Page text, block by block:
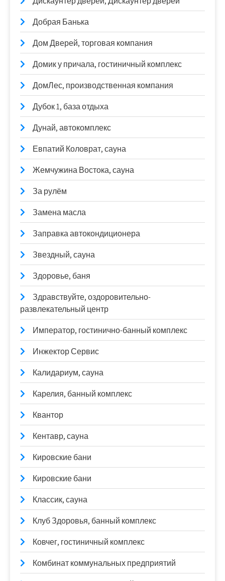
Добрая Банька
Дом Дверей, торговая компания
Домик у причала, гостиничный комплекс
ДомЛес, производственная компания
Дубок 1, база отдыха
Дунай, автокомплекс
Евпатий Коловрат, сауна
Жемчужина Востока, сауна
За рулём
Замена масла
Заправка автокондиционера
Звездный, сауна
Здоровье, баня
Здравствуйте, оздоровительно-
развлекательный центр
Император, гостинично-банный комплекс
Инжектор Сервис
Калидариум, сауна
Карелия, банный комплекс
Квантор
Кентавр, сауна
Кировские бани
Кировские бани
Классик, сауна
Клуб Здоровья, банный комплекс
Ковчег, гостиничный комплекс
Комбинат коммунальных предприятий